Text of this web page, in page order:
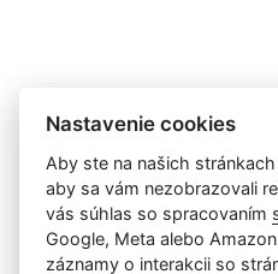
Nastavenie cookies
Aby ste na našich
aby sa vám nezobrazovali
vás súhlas so spracovaním
Google, Meta alebo
záznamy o interakcii so